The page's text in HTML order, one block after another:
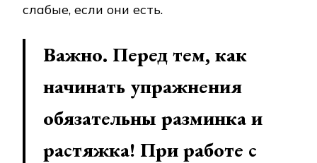
слабые, если они есть.
Важно. Перед тем, как
начинать упражнения
обязательны разминка и
растяжка! При работе с